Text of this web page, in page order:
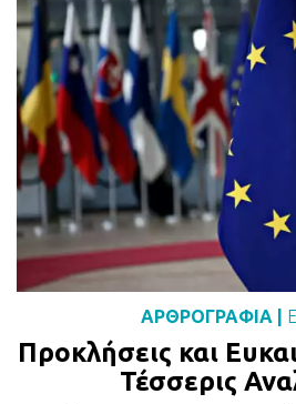
ΑΡΘΡΟΓΡΑΦΙΑ
Προκλήσεις και
Τέσσερις